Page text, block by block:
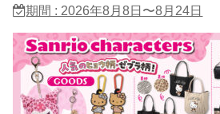
期間 : 2026年8月8日〜8月24日